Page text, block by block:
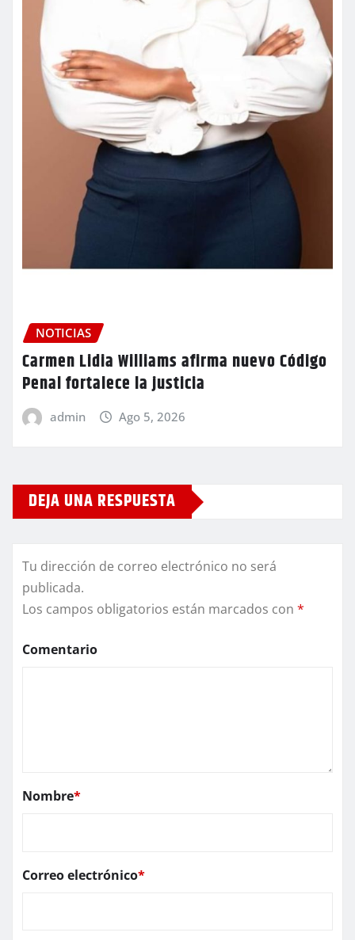
NOTICIAS
Carmen Lidia Williams afirma nuevo Código
Penal fortalece la justicia
admin Ago 5, 2026
DEJA UNA RESPUESTA
Tu dirección de correo electrónico no será
publicada.
Los campos obligatorios están marcados con *
Comentario
Nombre*
Correo electrónico*